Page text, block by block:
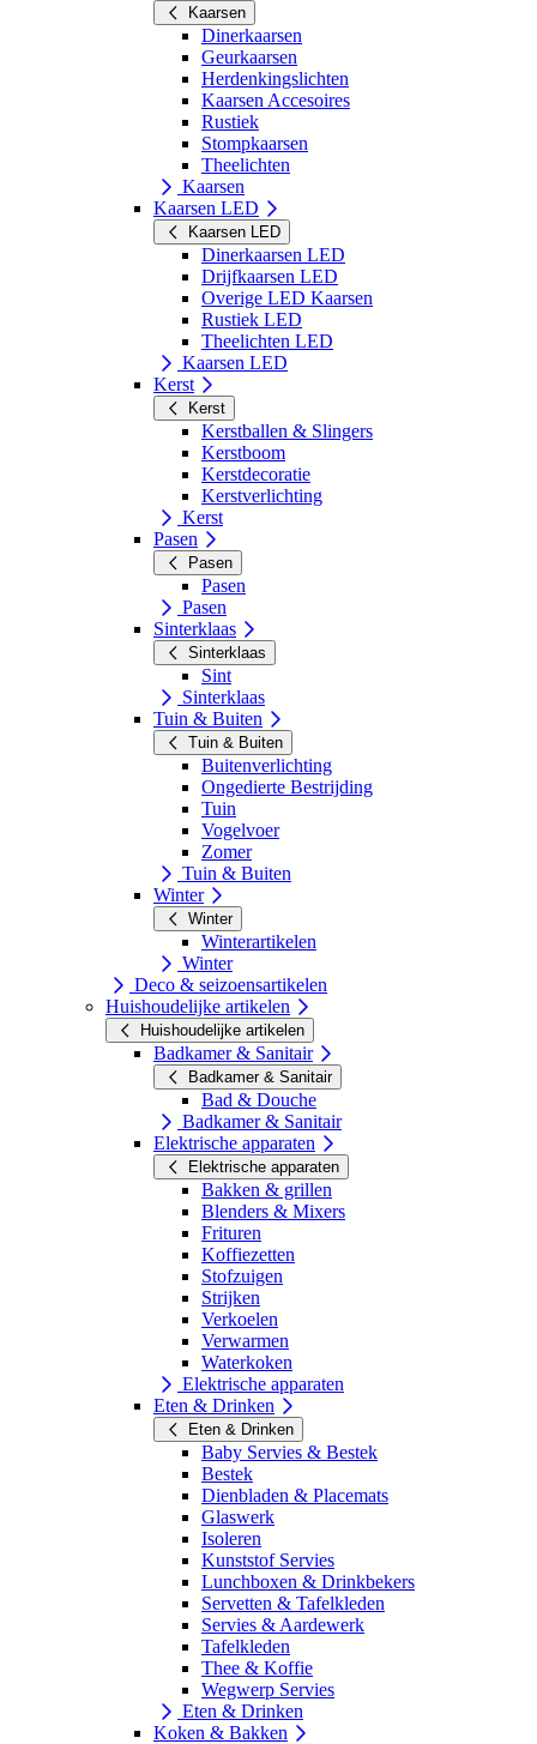
Kaarsen
Dinerkaarsen
Geurkaarsen
Herdenkingslichten
Kaarsen Accesoires
Rustiek
Stompkaarsen
Theelichten
Kaarsen
Kaarsen LED
Kaarsen LED
Dinerkaarsen LED
Drijfkaarsen LED
Overige LED Kaarsen
Rustiek LED
Theelichten LED
Kaarsen LED
Kerst
Kerst
Kerstballen & Slingers
Kerstboom
Kerstdecoratie
Kerstverlichting
Kerst
Pasen
Pasen
Pasen
Pasen
Sinterklaas
Sinterklaas
Sint
Sinterklaas
Tuin & Buiten
Tuin & Buiten
Buitenverlichting
Ongedierte Bestrijding
Tuin
Vogelvoer
Zomer
Tuin & Buiten
Winter
Winter
Winterartikelen
Winter
Deco & seizoensartikelen
Huishoudelijke artikelen
Huishoudelijke artikelen
Badkamer & Sanitair
Badkamer & Sanitair
Bad & Douche
Badkamer & Sanitair
Elektrische apparaten
Elektrische apparaten
Bakken & grillen
Blenders & Mixers
Frituren
Koffiezetten
Stofzuigen
Strijken
Verkoelen
Verwarmen
Waterkoken
Elektrische apparaten
Eten & Drinken
Eten & Drinken
Baby Servies & Bestek
Bestek
Dienbladen & Placemats
Glaswerk
Isoleren
Kunststof Servies
Lunchboxen & Drinkbekers
Servetten & Tafelkleden
Servies & Aardewerk
Tafelkleden
Thee & Koffie
Wegwerp Servies
Eten & Drinken
Koken & Bakken